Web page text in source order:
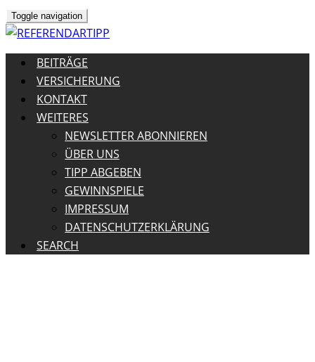
Toggle navigation
BEITRÄGE
VERSICHERUNG
KONTAKT
WEITERES
NEWSLETTER ABONNIEREN
ÜBER UNS
TIPP ABGEBEN
GEWINNSPIELE
IMPRESSUM
DATENSCHUTZERKLÄRUNG
SEARCH